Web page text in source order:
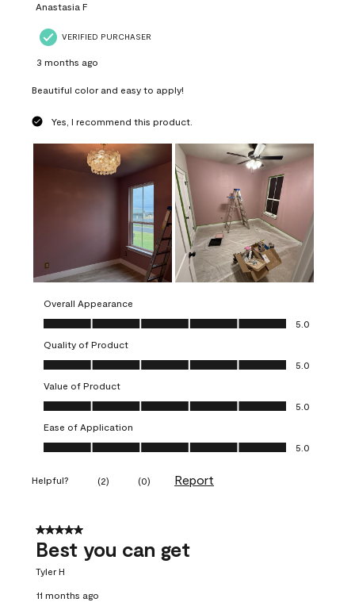
Anastasia F
VERIFIED PURCHASER
3 months ago
Beautiful color and easy to apply!
Yes, I recommend this product.
Overall Appearance
Overall Appearance, 5.0 out of 5
5.0
Quality of Product
Quality of Product, 5.0 out of 5
5.0
Value of Product
Value of Product, 5.0 out of 5
5.0
Ease of Application
Ease of Application, 5.0 out of 5
5.0
Helpful? (2) (0) Report
5 out of 5 stars.
Best you can get
Tyler H
11 months ago